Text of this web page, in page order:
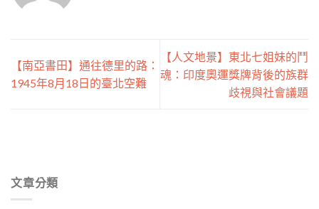
【南亞書田】通往德里的路：
1945年8月18日的臺北空難
【人文地景】東北七姐妹的鬥
魂：印度奧運獎牌背後的族群
歧視與社會議題
文章分類